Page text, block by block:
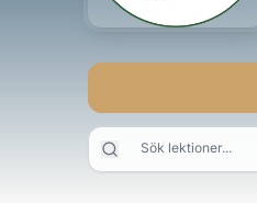
Sök lektioner...